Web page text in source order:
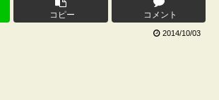
コピー コメント
2014/10/03